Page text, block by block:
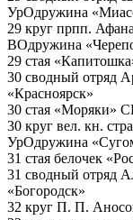
УрОдружина
29 круг прпп.
ВОдружина
29 стая
30 сводный отряд
«Красноярск»
30 стая «Моряки»
30 круг вел. кн.
УрОдружина
31 стая белочек
31 сводный отряд
«Богородск»
32 круг П. П.